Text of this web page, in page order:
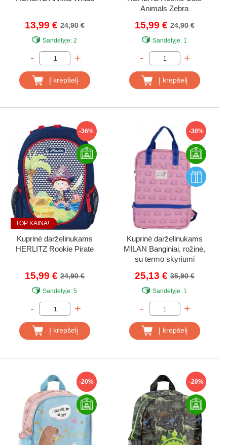
13,99 €24,90 €
Sandėlyje: 2
- +
Į krepšelį
Animals Zebra
15,99 €24,90 €
Sandėlyje:1
- +
Į krepšelį
-36%
TOP KAINA!
Kuprinė darželinukams
HERLITZ Rookie Pirate
15,99 €24,90 €
Sandėlyje: 5
- +
Į krepšelį
-30%
Kuprinė darželinukams
MILAN Banginiai, rožinė,
su termo skyriumi
25,13 €35,90 €
Sandėlyje:1
- +
Į krepšelį
-20% -20%